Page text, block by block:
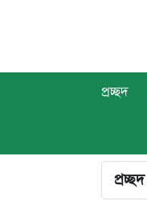
প্রচ্ছদ
প্রচ্ছদ